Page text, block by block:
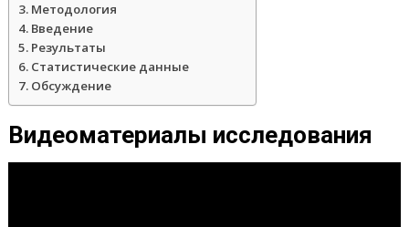
Методология
Введение
Результаты
Статистические данные
Обсуждение
Видеоматериалы исследования